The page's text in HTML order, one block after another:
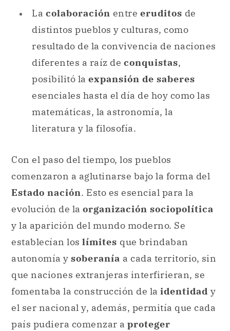
La colaboración entre eruditos de
distintos pueblos y culturas, como
resultado de la convivencia de naciones
diferentes a raíz de conquistas,
posibilitó la expansión de saberes
esenciales hasta el día de hoy como las
matemáticas, la astronomía, la
literatura y la filosofía.
Con el paso del tiempo, los pueblos
comenzaron a aglutinarse bajo la forma del
Estado nación. Esto es esencial para la
evolución de la organización sociopolítica
y la aparición del mundo moderno. Se
establecían los límites que brindaban
autonomía y soberanía a cada territorio, sin
que naciones extranjeras interfirieran, se
fomentaba la construcción de la identidad y
el ser nacional y, además, permitía que cada
país pudiera comenzar a proteger